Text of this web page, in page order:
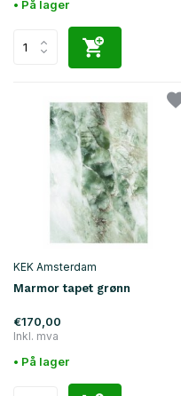
• På lager
KEK Amsterdam
Marmor tapet grønn
€170,00
Inkl. mva
• På lager